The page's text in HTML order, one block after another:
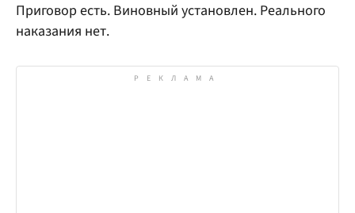
Приговор есть. Виновный установлен. Реального
наказания нет.